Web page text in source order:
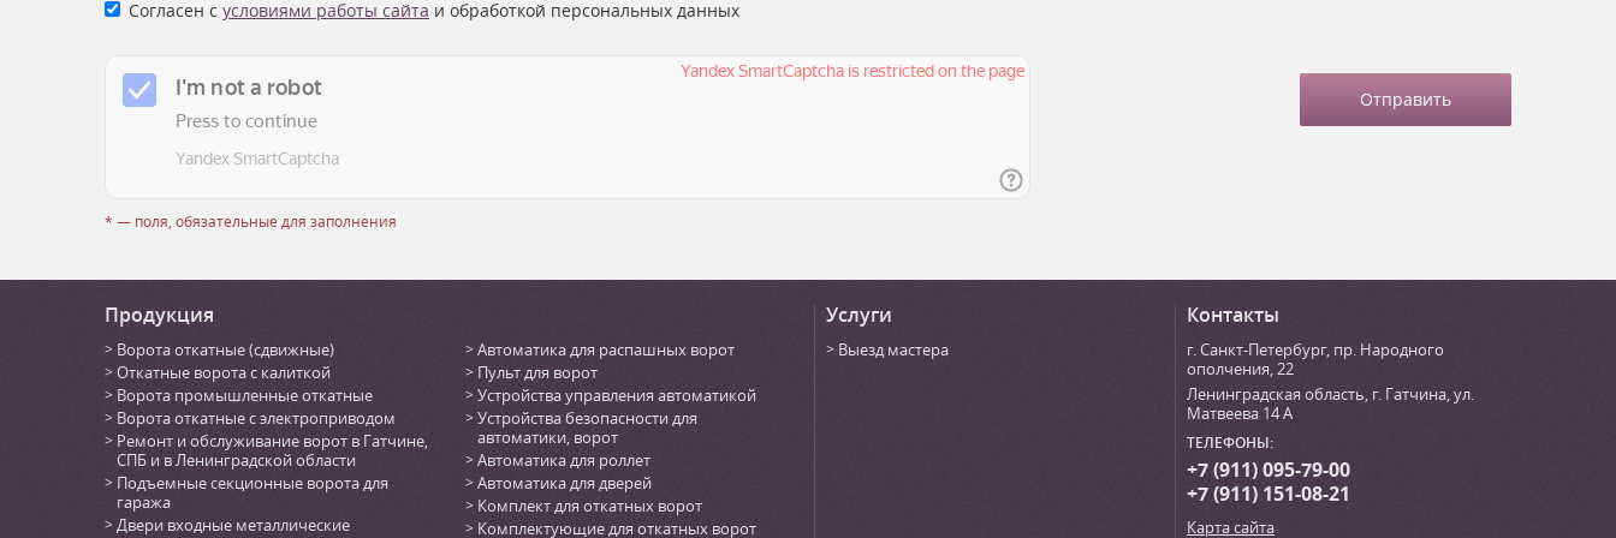
Согласен с условиями работы сайта и обработкой персональных данных
* — поля, обязательные для заполнения
Продукция
Ворота откатные (сдвижные)
Откатные ворота с калиткой
Ворота промышленные откатные
Ворота откатные с электроприводом
Ремонт и обслуживание ворот в Гатчине,
СПБ и в Ленинградской области
Подъемные секционные ворота для
гаража
Двери входные металлические
Автоматика для распашных ворот
Пульт для ворот
Устройства управления автоматикой
Устройства безопасности для
автоматики, ворот
Автоматика для роллет
Автоматика для дверей
Комплект для откатных ворот
Комплектующие для откатных ворот
Услуги
Выезд мастера
Контакты
г. Санкт-Петербург, пр. Народного
ополчения, 22
Ленинградская область, г. Гатчина,ул.
Матвеева 14 А
ТЕЛЕФОНЫ:
+7 (911) 095-79-00
+7 (911) 151-08-21
Карта сайта